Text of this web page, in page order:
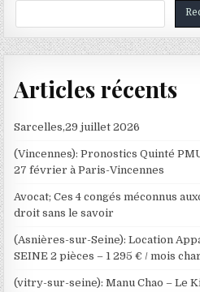
Articles récents
Sarcelles,29 juillet 2026
(Vincennes): Pronostics Quinté
27 février à Paris-Vincennes
Avocat; Ces 4 congés méconnus
droit sans le savoir
(Asnières-sur-Seine): Location
SEINE 2 pièces – 1 295 € / mois
(vitry-sur-seine): Manu Chao – Le